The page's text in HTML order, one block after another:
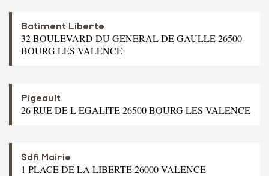
Batiment Liberte
32 BOULEVARD DU GENERAL DE GAULLE 26500
BOURG LES VALENCE
Pigeault
26 RUE DE L EGALITE 26500 BOURG LES VALENCE
Sdfi Mairie
1 PLACE DE LA LIBERTE 26000 VALENCE